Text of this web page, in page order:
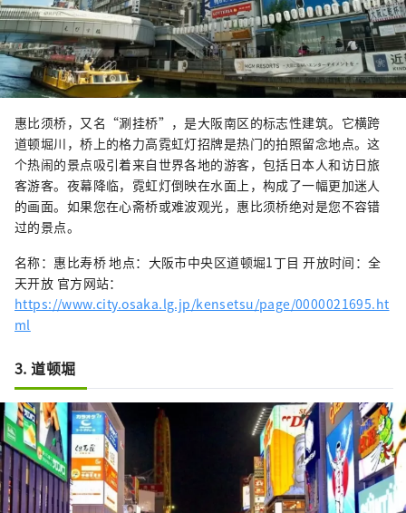
惠比须桥，又名“涮挂桥”，是大阪南区的标志性建筑。它横跨
道顿堀川，桥上的格力高霓虹灯招牌是热门的拍照留念地点。这
个热闹的景点吸引着来自世界各地的游客，包括日本人和访日旅
客游客。夜幕降临，霓虹灯倒映在水面上，构成了一幅更加迷人
的画面。如果您在心斋桥或难波观光，惠比须桥绝对是您不容错
过的景点。
名称：惠比寿桥 地点：大阪市中央区道顿堀1丁目 开放时间：全
天开放 官方网站：
https://www.city.osaka.lg.jp/kensetsu/page/0000021695.ht
ml
3. 道顿堀